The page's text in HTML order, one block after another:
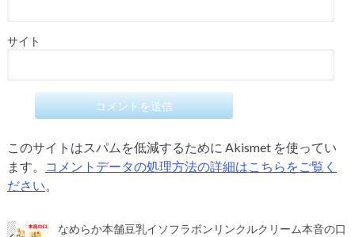
サイト
このサイトはスパムを低減するために Akismet を使ってい
ます。
コメントデータの処理方法の詳細はこちらをご覧く
ださい
なめらか本舗豆乳イソフラボンリンクルクリーム本音の口